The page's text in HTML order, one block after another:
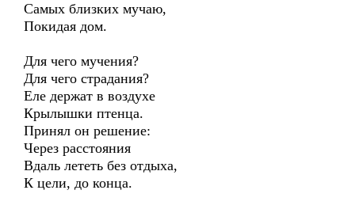
Самых близких мучаю,
Покидая дом.
Для чего мучения?
Для чего страдания?
Еле держат в воздухе
Крылышки птенца.
Принял он решение:
Через расстояния
Вдаль лететь без отдыха,
К цели, до конца.